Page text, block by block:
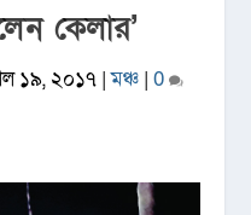
কেলার’
১৯, ২০১৭|মঞ্চ| 0